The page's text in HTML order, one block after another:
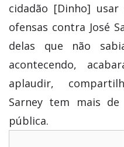
cidadão [Dinho]
ofensas contra José
delas que não
acontecendo,
aplaudir,
Sarney tem mais
pública.